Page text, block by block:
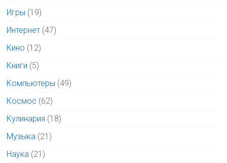
Игры (19)
Интернет (47)
Кино (12)
Книги (5)
Компьютеры (49)
Космос (62)
Кулинария (18)
Музыка (21)
Наука (21)